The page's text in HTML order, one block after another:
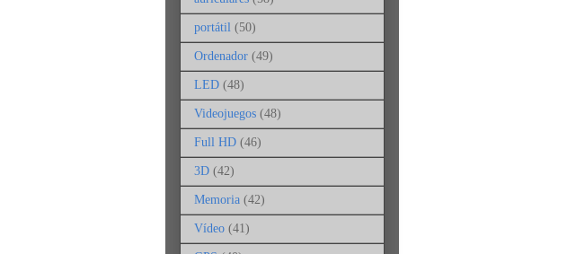
portátil (50)
Ordenador (49)
LED (48)
Videojuegos (48)
Full HD (46)
3D (42)
Memoria (42)
Vídeo (41)